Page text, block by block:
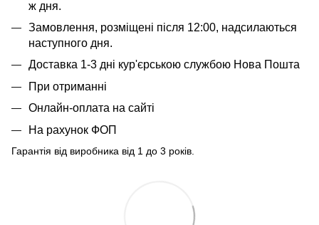
ж дня.
Замовлення, розміщені після 12:00, надсилаються
наступного дня.
Доставка 1-3 дні кур'єрською службою Нова Пошта
При отриманні
Онлайн-оплата на сайті
На рахунок ФОП
Гарантія від виробника від 1 до 3 років.